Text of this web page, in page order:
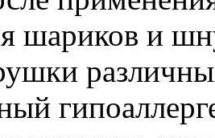
шариков и